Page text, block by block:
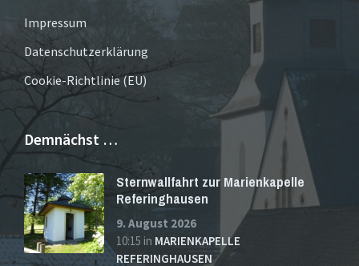
Impressum
Datenschutzerklärung
Cookie-Richtlinie (EU)
Demnächst …
Sternwallfahrt zur Marienkapelle
Referinghausen
9. August 2026
10:15 in MARIENKAPELLE
REFERINGHAUSEN